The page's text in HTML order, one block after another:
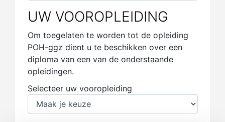
UW VOOROPLEIDING
Om toegelaten te worden tot de opleiding
POH-ggz dient u te beschikken over een
diploma van een van de onderstaande
opleidingen.
Selecteer uw vooropleiding